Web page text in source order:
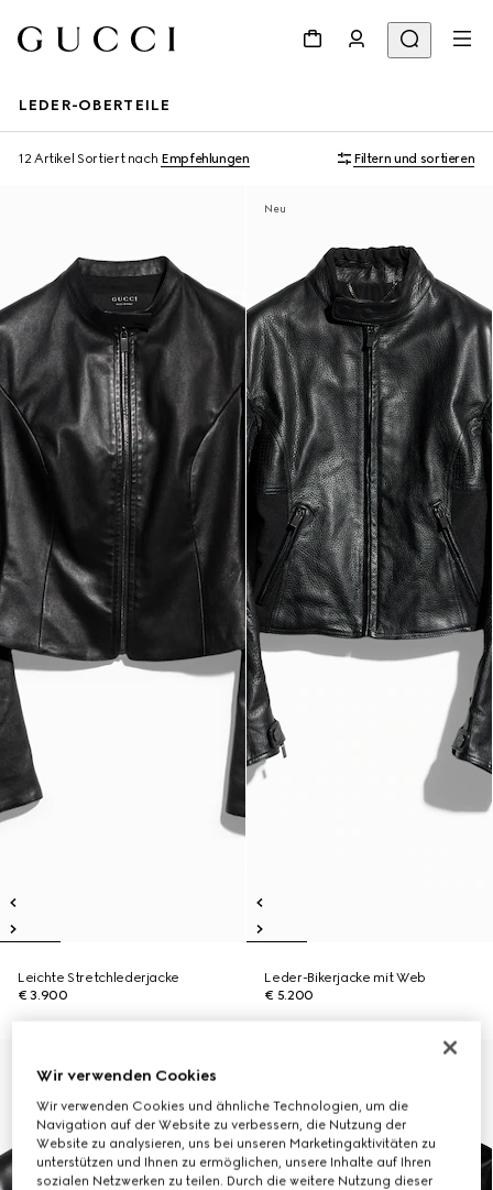
LEDER-OBERTEILE
12 Artikel Sortiert nach Empfehlungen Filtern und sortieren
Leichte Stretchlederjacke
€ 3.900
Neu
Leder-Bikerjacke mit Web
€ 5.200
Wir verwenden Cookies
Wir verwenden Cookies und ähnliche Technologien, um die
Navigation auf der Website zu verbessern, die Nutzung der
Website zu analysieren, uns bei unseren Marketingaktivitäten zu
unterstützen und Ihnen zu ermöglichen, unsere Inhalte auf Ihren
sozialen Netzwerken zu teilen. Durch die weitere Nutzung dieser